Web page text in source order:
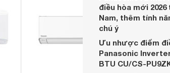
điều hòa mới 2026
Nam, thêm tính
chú ý
Ưu nhược điểm
Panasonic
BTU CU/CS-